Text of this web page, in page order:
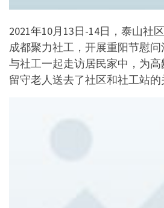
2021年10月13日-14日，泰山社
成都聚力社工，开展重阳节慰
与社工一起走访居民家中，为高
留守老人送去了社区和社工站的